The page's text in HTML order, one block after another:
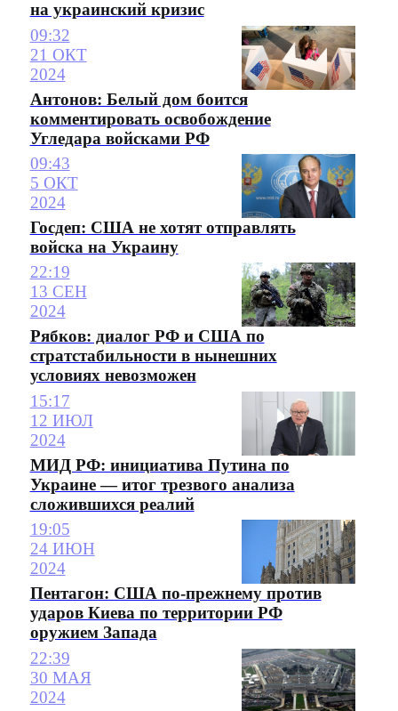
на украинский кризис
09:32
21 ОКТ
2024
Антонов: Белый дом боится
комментировать освобождение
Угледара войсками РФ
09:43
5 ОКТ
2024
Госдеп: США не хотят отправлять
войска на Украину
22:19
13 СЕН
2024
Рябков: диалог РФ и США по
стратстабильности в нынешних
условиях невозможен
15:17
12 ИЮЛ
2024
МИД РФ: инициатива Путина по
Украине — итог трезвого анализа
сложившихся реалий
19:05
24 ИЮН
2024
Пентагон: США по-прежнему против
ударов Киева по территории РФ
оружием Запада
22:39
30 МАЯ
2024